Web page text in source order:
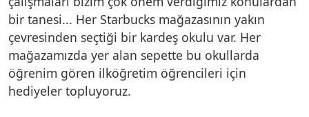
bir tanesi... Her Starbucks mağazasının yakın
çevresinden seçtiği bir kardeş okulu var. Her
mağazamızda yer alan sepette bu okullarda
öğrenim gören ilköğretim öğrencileri için
hediyeler topluyoruz.